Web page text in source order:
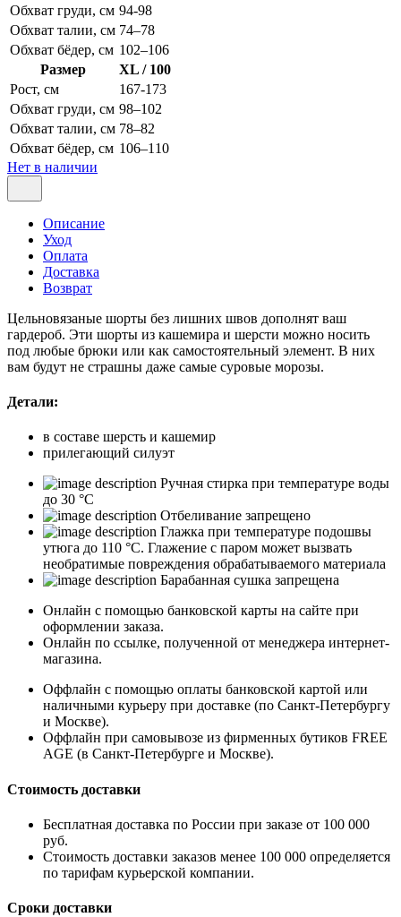
Обхват груди, см 94-98
Обхват талии, см 74–78
Обхват бёдер, см 102–106
Размер
XL / 100
Рост, см
167-173
Обхват груди, см 98–102
Обхват талии, см 78–82
Обхват бёдер, см 106–110
Нет в наличии
Описание
Уход
Оплата
Доставка
Возврат
Цельновязаные шорты без лишних швов дополнят ваш
гардероб. Эти шорты из кашемира и шерсти можно носить
под любые брюки или как самостоятельный элемент. В них
вам будут не страшны даже самые суровые морозы.
Детали:
в составе шерсть и кашемир
прилегающий силуэт
Ручная стирка при температуре воды
до 30 °C
Отбеливание запрещено
Глажка при температуре подошвы
утюга до 110 °C. Глажение с паром может вызвать
необратимые повреждения обрабатываемого материала
Барабанная сушка запрещена
Онлайн с помощью банковской карты на сайте при
оформлении заказа.
Онлайн по ссылке, полученной от менеджера интернет-
магазина.
Оффлайн с помощью оплаты банковской картой или
наличными курьеру при доставке (по Санкт-Петербургу
и Москве).
Оффлайн при самовывозе из фирменных бутиков FREE
AGE (в Санкт-Петербурге и Москве).
Стоимость доставки
Бесплатная доставка по России при заказе от 100 000
руб.
Стоимость доставки заказов менее 100 000 определяется
по тарифам курьерской компании.
Сроки доставки